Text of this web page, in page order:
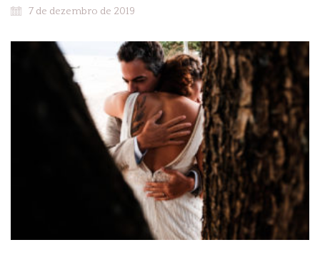
7 de dezembro de 2019